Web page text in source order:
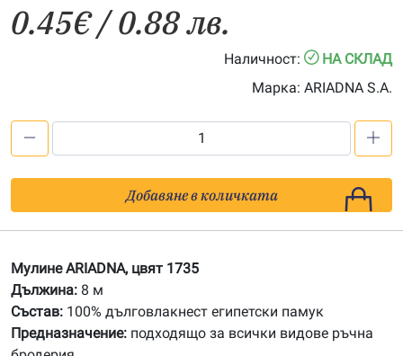
0.45€/ 0.88 лв.
Наличност:
НА СКЛАД
Марка: ARIADNA S.A.
Мулине
АRIADNA
Добавяне в количката
Мулине ARIADNA, цвят 1735
Дължина: 8 м
Състав: 100% дълговлакнест египетски памук
Предназначение: подходящо за всички видове ръчна